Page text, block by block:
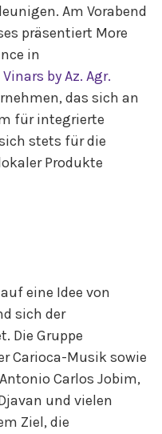
Am Vorabend
präsentiert More
in
by Az. Agr.
das sich an
für integrierte
stets für die
Produkte
eine Idee von
sich der
Die Gruppe
Carioca-Musik sowie
Carlos Jobim,
und vielen
Ziel, die